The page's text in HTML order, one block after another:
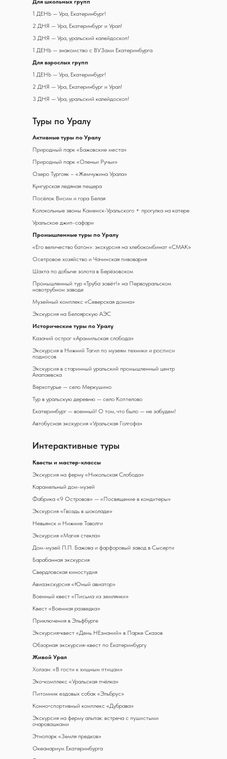
Туры по Уралу
Активные туры по Уралу
Природный парк «Бажовские места»
Природный парк «Оленьи Ручьи»
Озеро Тургояк – «Жемчужина Урала»
Кунгурская ледяная пещера
Посёлок Висим и гора Белая
Колокольные звоны Каменск-Уральского + прогулка на катере
Уральское джип-сафари
Промышленные туры по Уралу
«Его величество батон»: экскурсия на хлебокомбинат «СМАК»
Осетровое хозяйство и Чачинская пивоварня
Шахта по добыче золота в Берёзовском
Промышленный тур «Труба зовёт!» на Первоуральском
новотрубном заводе
Музейный комплекс «Северская домна»
Экскурсия на Белоярскую АЭС
Исторические туры по Уралу
Казачий острог «Арамильская слобода»
Экскурсия в Нижний Тагил по музеям техники и росписи
подносов
Экскурсия в старинный уральский промышленный центр
Алапаевска
Верхотурье — село Меркушино
Тур в уральскую деревню — село Коптелово
Екатеринбург — военный! О том, что было — не забудем!
Автобусная экскурсия «Уральская Голгофа»
Интерактивные туры
Квесты и мастер-классы
Экскурсия на ферму «Никольская Слобода»
Карамельный дом-музей
Фабрика «9 Островов» — «Посвящение в кондитеры»
Экскурсия «Гвоздь в шоколаде»
Невьянск и Нижние Таволги
Экскурсия «Магия стекла»
Дом-музей П.П. Бажова и фарфоровый завод в Сысерти
Барабанная экскурсия
Свердловская киностудия
Авиаэкскурсия «Юный авиатор»
Военный квест «Письма из землянки»
Квест «Военная разведка»
Приключения в Эльфбурге
Экскурсия‑квест «День НЕзнаний» в Парке Сказов
Обзорная экскурсия-квест по Екатеринбургу
Живой Урал
Холзан: «В гости к хищным птицам»
Эко‑комплекс «Уральская пчёлка»
Питомник ездовых собак «Эльбрус»
Конно‑спортивный комплекс «Дубрава»
Экскурсия на ферму альпак: встреча с пушистыми
очаровашками
Этнопарк «Земля предков»
Океанариум Екатеринбурга
Для школьных групп
1 ДЕНЬ — Ура, Екатеринбург!
2 ДНЯ — Ура, Екатеринбург и Урал!
3 ДНЯ — Ура, уральский калейдоскоп!
1 ДЕНЬ — знакомство с ВУЗами Екатеринбурга
Для взрослых групп
1 ДЕНЬ — Ура, Екатеринбург!
2 ДНЯ — Ура, Екатеринбург и Урал!
3 ДНЯ — Ура, уральский калейдоскоп!